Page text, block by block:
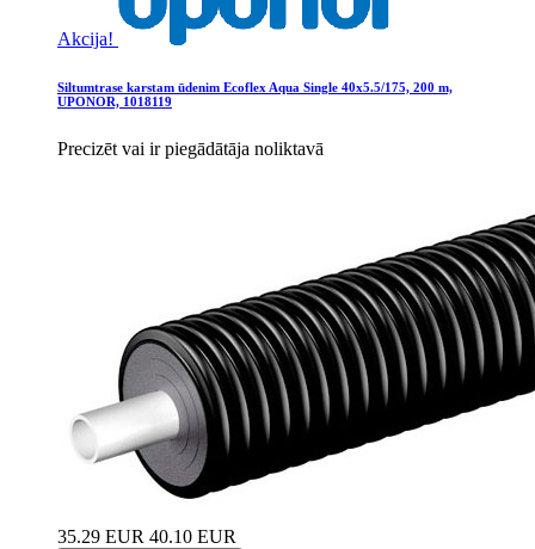
Akcija!
Siltumtrase karstam ūdenim Ecoflex Aqua Single 40x5.5/175, 200 m,
UPONOR, 1018119
Precizēt vai ir piegādātāja noliktavā
35.29 EUR 40.10 EUR